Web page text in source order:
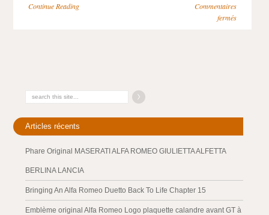
Continue Reading
Commentaires
fermés
Articles récents
Phare Original MASERATI ALFA ROMEO GIULIETTA ALFETTA
BERLINA LANCIA
Bringing An Alfa Romeo Duetto Back To Life Chapter 15
Emblème original Alfa Romeo Logo plaquette calandre avant GT à